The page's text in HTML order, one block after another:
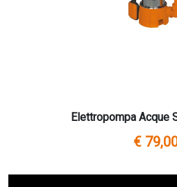
Elettropompa Acque
€